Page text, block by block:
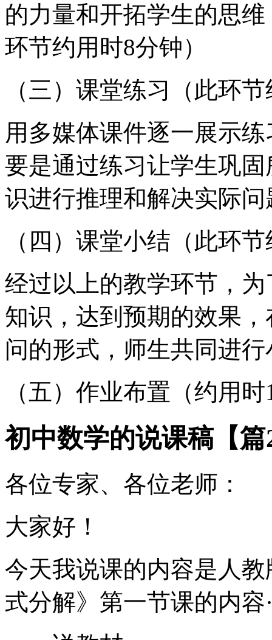
的力量和开拓学生的思
环节约用时8分钟）
（三）课堂练习（此环
用多媒体课件逐一展示
要是通过练习让学生巩
识进行推理和解决实际问
（四）课堂小结（此环
经过以上的教学环节，
知识，达到预期的效果
问的形式，师生共同进
（五）作业布置（约用
初中数学的说课稿【篇
各位专家、各位老师：
大家好！
今天我说课的内容是人
式分解》第一节课的内容